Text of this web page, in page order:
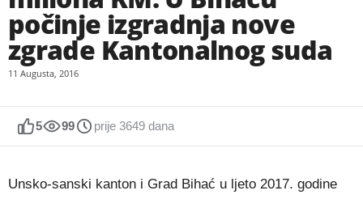
počinje izgradnja nove
zgrade Kantonalnog suda
11 Augusta, 2016
5 99 prije 3649 dana
Unsko-sanski kanton i Grad Bihać u ljeto 2017. godine